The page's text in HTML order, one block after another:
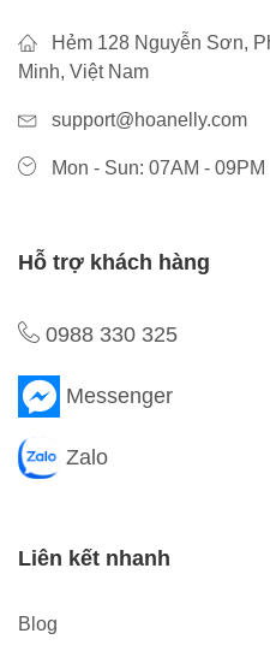
Hẻm 128 Nguyễn Sơn,
Minh, Việt Nam
support@hoanelly.com
Mon - Sun: 07AM - 09PM
Hỗ trợ khách hàng
0988 330 325
Messenger
Zalo
Liên kết nhanh
Blog